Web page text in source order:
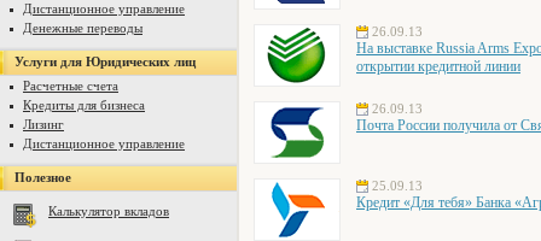
Дистанционное управление
Денежные переводы
Услуги для Юридических лиц
Расчетные счета
Кредиты для бизнеса
Лизинг
Дистанционное управление
Полезное
Калькулятор вкладов
26.09.13
На выставке Russia Arms
открытии кредитной линии
26.09.13
Почта России получила от
25.09.13
Кредит «Для тебя» Банка